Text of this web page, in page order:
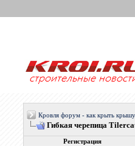
Кровля форум - как крыть
Гибкая черепица
Регистрация